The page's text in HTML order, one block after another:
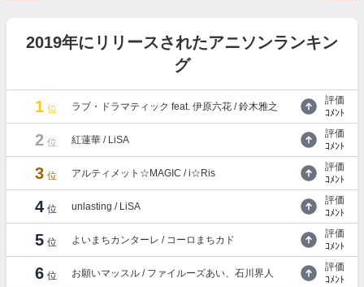
2019年にリリースされたアニソンランキン
グ
1 位 ラブ・ドラマティック feat. 伊原六花 / 鈴木雅之
評価
ｺﾒﾝﾄ
2 位 紅蓮華 / LiSA
評価
ｺﾒﾝﾄ
3 位 アルティメット☆MAGIC / i☆Ris
評価
ｺﾒﾝﾄ
4 位 unlasting / LiSA
評価
ｺﾒﾝﾄ
5 位 よいまちカンターレ / コーロまちカド
評価
ｺﾒﾝﾄ
6 位 お願いマッスル / ファイルーズあい、石川界人
評価
ｺﾒﾝﾄ